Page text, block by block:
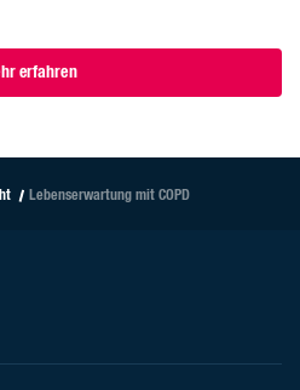
erfahren
Lebenserwartung mit COPD